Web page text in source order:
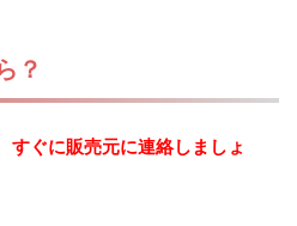
？
すぐに販売元に連絡しましょ